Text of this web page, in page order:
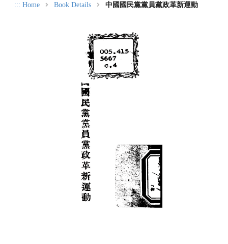
::: Home Book Details 中國國民黨黨員黨政革新運動